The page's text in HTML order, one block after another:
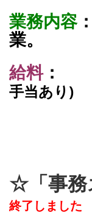
業務内容
業。
給料
手当あり)
☆「事務
終了しました